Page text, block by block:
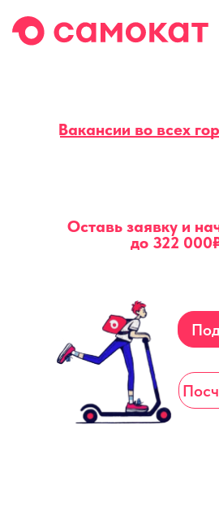
Оставь заявку и
до 322
Вакансии во всех